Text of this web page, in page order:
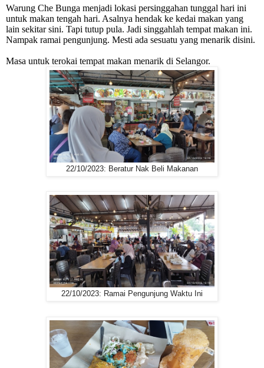
Warung Che Bunga menjadi lokasi persinggahan tunggal hari ini
untuk makan tengah hari. Asalnya hendak ke kedai makan yang
lain sekitar sini. Tapi tutup pula. Jadi singgahlah tempat makan ini.
Nampak ramai pengunjung. Mesti ada sesuatu yang menarik disini.
Masa untuk terokai tempat makan menarik di Selangor.
22/10/2023: Beratur Nak Beli Makanan
22/10/2023: Ramai Pengunjung Waktu Ini